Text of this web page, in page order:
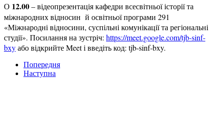
О 12.00– відеопрезентація кафедри всесвітньої історії та
міжнародних відносин й освітньої програми 291
«Міжнародні відносини, суспільні комунікації та регіональні
студії». Посилання на зустріч: https://meet.google.com/tjb-sinf-
bxyабо відкрийте Meet і введіть код: tjb-sinf-bxy.
Попередня
Наступна